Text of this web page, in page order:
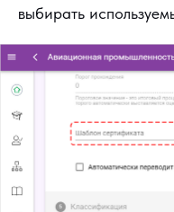
выбирать